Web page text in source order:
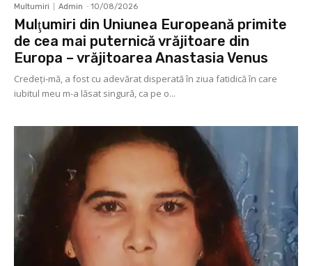
Multumiri Admin - 10/08/2026
Mulţumiri din Uniunea Europeană primite
de cea mai puternică vrăjitoare din
Europa – vrăjitoarea Anastasia Venus
Credeți-mă, a fost cu adevărat disperată în ziua fatidică în care
iubitul meu m-a lăsat singură, ca pe o...